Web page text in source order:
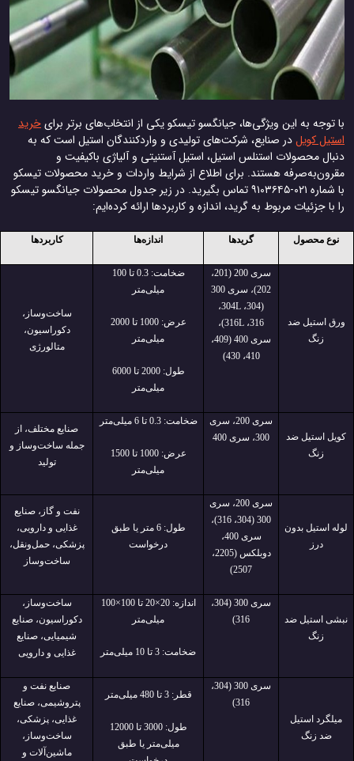
با توجه به این ویژگی‌ها، جیانگسو تیسکو یکی از انتخاب‌های برتر برایخرید
استیل کویلدر صنایع، شرکت‌های تولیدی و واردکنندگان استیل است که به
دنبال محصولات استنلس استیل، استیل آستنیتی و آلیاژی باکیفیت و
مقرون‌به‌صرفه هستند. برای اطلاع از شرایط واردات و خرید محصولات تیسکو
با شماره ۰۲۱-۹۱۰۳۶۴۵ تماس بگیرید. در زیر جدول محصولات جیانگسو تیسکو
را با جزئیات مربوط به گرید، اندازه و کاربردها ارائه کرده‌ایم:
نوع محصول گرید‌ها اندازه‌ها کاربردها
ورق استیل ضد
زنگ
سری 200 (201،
202)، سری 300
(304،
L
304،
316، L
316)،
سری 400 (409،
410، 430)
ضخامت: 0.3 تا 100
میلی‌متر
عرض: 1000 تا 2000
میلی‌متر
طول: 2000 تا 6000
میلی‌متر
ساخت‌وساز،
دکوراسیون،
متالورژی
کویل استیل ضد
زنگ
سری 200، سری
300، سری 400
ضخامت: 0.3 تا 6 میلی‌متر
عرض: 1000 تا 1500
میلی‌متر
صنایع مختلف، از
جمله ساخت‌وساز و
تولید
لوله استیل بدون
درز
سری 200، سری
300 (304، 316)،
سری 400،
دوبلکس (2205،
2507)
طول: 6 متر یا طبق
درخواست
نفت و گاز، صنایع
غذایی و دارویی،
پزشکی، حمل‌ونقل،
ساخت‌وساز
نبشی استیل ضد
زنگ
سری 300 (304،
316)
اندازه: 20×20 تا 100×100
میلی‌متر
ضخامت: 3 تا 10 میلی‌متر
ساخت‌وساز،
دکوراسیون، صنایع
شیمیایی، صنایع
غذایی و دارویی
میلگرد استیل
ضد زنگ
سری 300 (304،
316)
قطر: 3 تا 480 میلی‌متر
طول: 3000 تا 12000
میلی‌متر یا طبق
صنایع نفت و
پتروشیمی، صنایع
غذایی، پزشکی،
ساخت‌وساز،
ماشین‌آلات و